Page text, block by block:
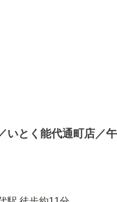
いとく能代通町店／